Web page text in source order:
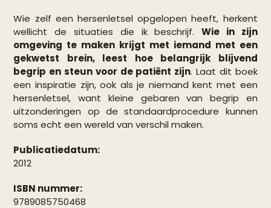
Wie zelf een hersenletsel opgelopen heeft, herkent
wellicht de situaties die ik beschrijf.Wie in zijn
omgeving te maken krijgt met iemand met een
gekwetst brein, leest hoe belangrijk blijvend
begrip en steun voor de patiënt zijn. Laat dit boek
een inspiratie zijn, ook als je niemand kent met een
hersenletsel, want kleine gebaren van begrip en
uitzonderingen op de standaardprocedure kunnen
soms echt een wereld van verschil maken.
Publicatiedatum:
2012
ISBN nummer:
9789085750468